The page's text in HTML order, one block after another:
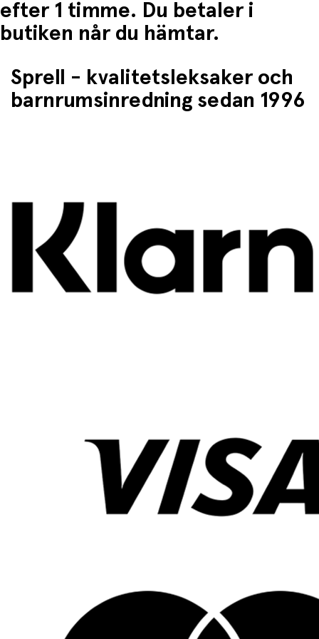
Redo för nya upptäckter.
• Uppladdningsbart batteri
• CE-certifierad
efter 1 timme. Du betaler i
butiken når du hämtar.
Sprell - kvalitetsleksaker och
barnrumsinredning sedan 1996